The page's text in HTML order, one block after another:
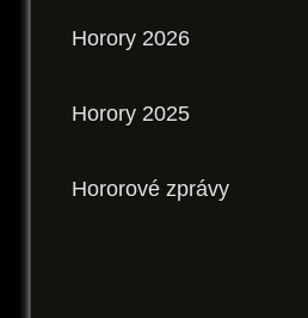
Horory 2026
Horory 2025
Hororové zprávy